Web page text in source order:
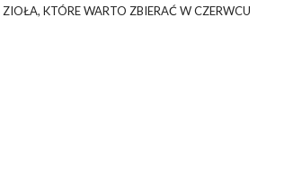
ZIOŁA, KTÓRE WARTO ZBIERAĆ W CZERWCU